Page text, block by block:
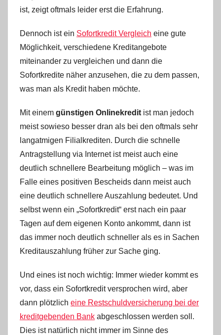
ist, zeigt oftmals leider erst die Erfahrung.
Dennoch ist ein Sofortkredit Vergleich eine gute
Möglichkeit, verschiedene Kreditangebote
miteinander zu vergleichen und dann die
Sofortkredite näher anzusehen, die zu dem passen,
was man als Kredit haben möchte.
Mit einem günstigen Onlinekredit ist man jedoch
meist sowieso besser dran als bei den oftmals sehr
langatmigen Filialkrediten. Durch die schnelle
Antragstellung via Internet ist meist auch eine
deutlich schnellere Bearbeitung möglich – was im
Falle eines positiven Bescheids dann meist auch
eine deutlich schnellere Auszahlung bedeutet. Und
selbst wenn ein „Sofortkredit“ erst nach ein paar
Tagen auf dem eigenen Konto ankommt, dann ist
das immer noch deutlich schneller als es in Sachen
Kreditauszahlung früher zur Sache ging.
Und eines ist noch wichtig: Immer wieder kommt es
vor, dass ein Sofortkredit versprochen wird, aber
dann plötzlich eine Restschuldversicherung bei der
kreditgebenden Bank abgeschlossen werden soll.
Dies ist natürlich nicht immer im Sinne des